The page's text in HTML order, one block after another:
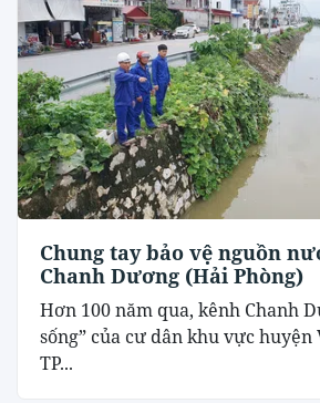
Chung tay bảo vệ nguồn
Chanh Dương (Hải Phòng)
Hơn 100 năm qua, kênh Chanh
sống” của cư dân khu vực huyện
TP...